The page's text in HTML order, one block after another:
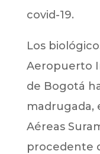
covid-19.
Los
Aeropuerto
de Bogotá
madrugada,
Aéreas
procedente